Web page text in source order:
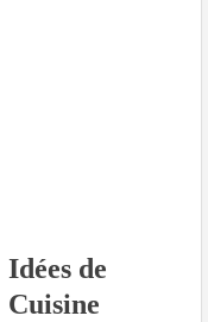
Idées de
Cuisine